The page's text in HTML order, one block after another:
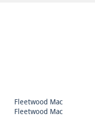
Fleetwood Mac
Fleetwood Mac